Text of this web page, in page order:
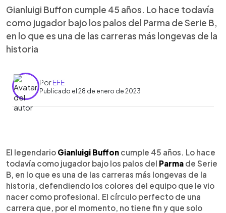
Gianluigi Buffon cumple 45 años. Lo hace todavía
como jugador bajo los palos del Parma de Serie B,
en lo que es una de las carreras más longevas de la
historia
PorEFE
Publicado el 28 de enero de 2023
Escuchar artículo
El legendario Gianluigi Buffon cumple 45 años. Lo hace
todavía como jugador bajo los palos del Parma de Serie
B, en lo que es una de las carreras más longevas de la
historia, defendiendo los colores del equipo que le vio
nacer como profesional. El círculo perfecto de una
carrera que, por el momento, no tiene fin y que solo